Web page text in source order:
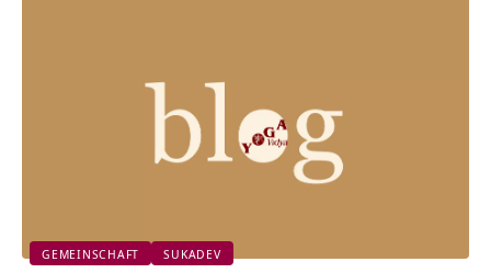
GEMEINSCHAFT SUKADEV